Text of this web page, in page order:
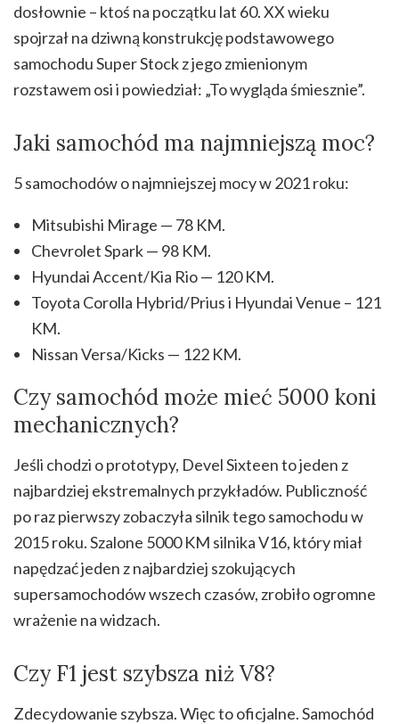
dosłownie – ktoś na początku lat 60. XX wieku
spojrzał na dziwną konstrukcję podstawowego
samochodu Super Stock z jego zmienionym
rozstawem osi i powiedział: „To wygląda śmiesznie”.
Jaki samochód ma najmniejszą moc?
5 samochodów o najmniejszej mocy w 2021 roku:
Mitsubishi Mirage — 78 KM.
Chevrolet Spark — 98 KM.
Hyundai Accent/Kia Rio — 120 KM.
Toyota Corolla Hybrid/Prius i Hyundai Venue – 121
KM.
Nissan Versa/Kicks — 122 KM.
Czy samochód może mieć 5000 koni
mechanicznych?
Jeśli chodzi o prototypy, Devel Sixteen to jeden z
najbardziej ekstremalnych przykładów. Publiczność
po raz pierwszy zobaczyła silnik tego samochodu w
2015 roku. Szalone 5000 KM silnika V16, który miał
napędzać jeden z najbardziej szokujących
supersamochodów wszech czasów, zrobiło ogromne
wrażenie na widzach.
Czy F1 jest szybsza niż V8?
Zdecydowanie szybsza. Więc to oficjalne. Samochód